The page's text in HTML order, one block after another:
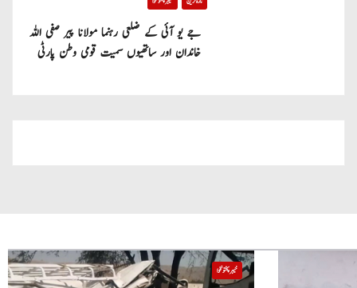
جے یو آئی کے ضلعی رہنما مولانا پیر صفی اللہ
خاندان اور ساتھیوں سمیت قومی وطن پارٹی
خیبر پختونخوا